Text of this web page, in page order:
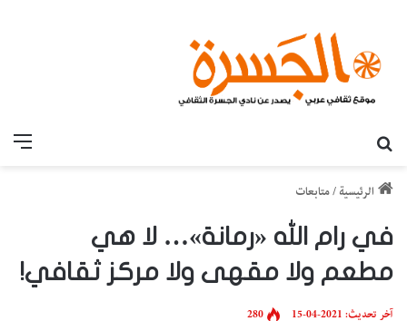
الرئيسية /متابعات
في رام الله «رمانة»… لا هي
مطعم ولا مقهى ولا مركز ثقافي!
آخر تحديث: 2021-04-15 280